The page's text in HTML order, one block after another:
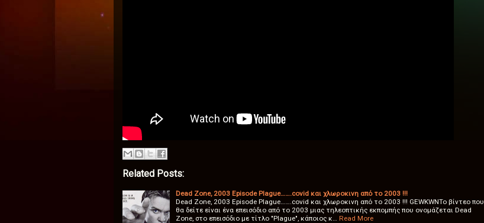
Related Posts:
Dead Zone, 2003 Episode Plague…….covid και χλωροκινη από το 2003 !!!
Dead Zone, 2003 Episode Plague…….covid και χλωροκινη από το 2003 !!! GEWKWNΤο βίντεο που
θα δείτε είναι ένα επεισόδιο από το 2003 μιας τηλεοπτικής εκπομπής που ονομάζεται Dead
Zone, στο επεισόδιο με τίτλο "Plague", κάποιος κ…
Read More